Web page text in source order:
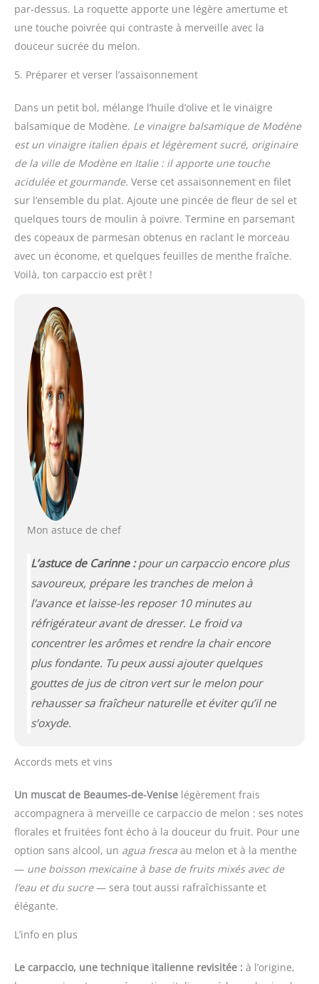
par-dessus. La roquette apporte une légère amertume et
une touche poivrée qui contraste à merveille avec la
douceur sucrée du melon.
5. Préparer et verser l’assaisonnement
Dans un petit bol, mélange l’huile d’olive et le vinaigre
balsamique de Modène. Le vinaigre balsamique de Modène
est un vinaigre italien épais et légèrement sucré, originaire
de la ville de Modène en Italie : il apporte une touche
acidulée et gourmande. Verse cet assaisonnement en filet
sur l’ensemble du plat. Ajoute une pincée de fleur de sel et
quelques tours de moulin à poivre. Termine en parsemant
des copeaux de parmesan obtenus en raclant le morceau
avec un économe, et quelques feuilles de menthe fraîche.
Voilà, ton carpaccio est prêt !
Mon astuce de chef
L’astuce de Carinne :pour un carpaccio encore plus
savoureux, prépare les tranches de melon à
l’avance et laisse-les reposer 10 minutes au
réfrigérateur avant de dresser. Le froid va
concentrer les arômeset rendre la chair encore
plus fondante. Tu peux aussi ajouter quelques
gouttes de jus de citron vert sur le melon pour
rehausser sa fraîcheur naturelle et éviter qu’il ne
s’oxyde.
Accords mets et vins
Un muscat de Beaumes-de-Venise légèrement frais
accompagnera à merveille ce carpaccio de melon : ses notes
florales et fruitées font écho à la douceur du fruit. Pour une
option sans alcool, un agua fresca au melon et à la menthe
— une boisson mexicaine à base de fruits mixés avec de
l’eau et du sucre— sera tout aussi rafraîchissante et
élégante.
L’info en plus
Le carpaccio, une technique italienne revisitée : à l’origine,